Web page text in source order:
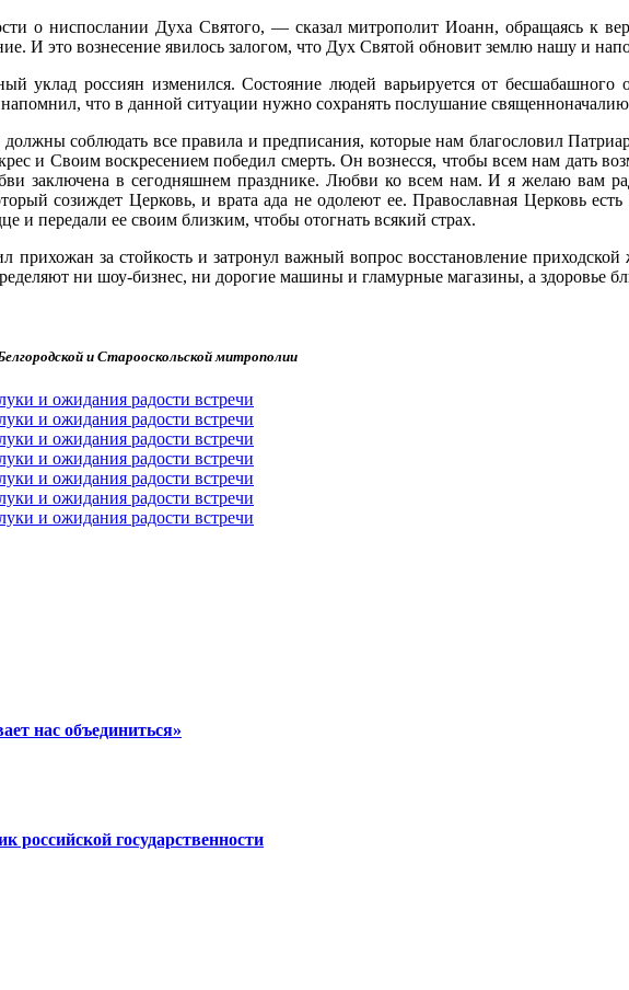
о ниспослании Духа Святого, — сказал митрополит Иоанн, обращаясь к
И это вознесение явилось залогом, что Дух Святой обновит землю нашу и
уклад россиян изменился. Состояние людей варьируется от бесшабашного
что в данной ситуации нужно сохранять послушание священноначалию
соблюдать все правила и предписания, которые нам благословил
и Своим воскресением победил смерть. Он вознесся, чтобы всем нам дать
заключена в сегодняшнем празднике. Любви ко всем нам. И я желаю вам
созиждет Церковь, и врата ада не одолеют ее. Православная Церковь
и передали ее своим близким, чтобы отогнать всякий страх.
прихожан за стойкость и затронул важный вопрос восстановление
ни шоу-бизнес, ни дорогие машины и гламурные магазины, а здоровье
и Старооскольской митрополии
нас объединиться»
государственности